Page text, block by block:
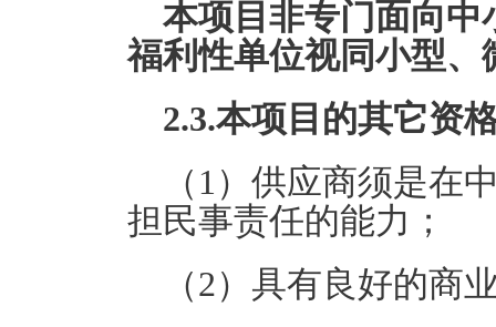
本项目非专门面向
福利性单位视同小型、
2.3.本项目的其它资
（1）供应商须是在
担民事责任的能力；
（2）具有良好的商